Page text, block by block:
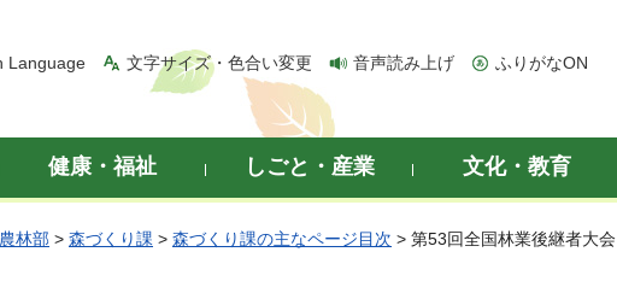
Language 文字サイズ・色合い変更 音声読み上げ ふりがなON
健康・福祉 しごと・産業 文化・教育
農林部 > 森づくり課 > 森づくり課の主なページ目次 > 第53回全国林業後継者大会